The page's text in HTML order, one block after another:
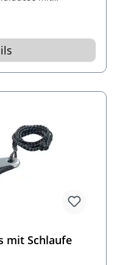
und
mit Saugfuß.
mit Schlaufe